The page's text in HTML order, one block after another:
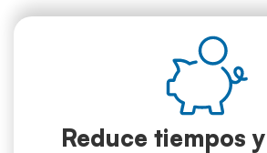
Reduce tiempos